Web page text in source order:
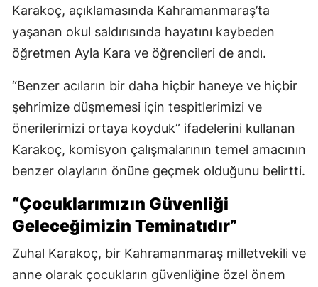
Karakoç, açıklamasında Kahramanmaraş’ta
yaşanan okul saldırısında hayatını kaybeden
öğretmen Ayla Kara ve öğrencileri de andı.
“Benzer acıların bir daha hiçbir haneye ve hiçbir
şehrimize düşmemesi için tespitlerimizi ve
önerilerimizi ortaya koyduk” ifadelerini kullanan
Karakoç, komisyon çalışmalarının temel amacının
benzer olayların önüne geçmek olduğunu belirtti.
“Çocuklarımızın Güvenliği
Geleceğimizin Teminatıdır”
Zuhal Karakoç, bir Kahramanmaraş milletvekili ve
anne olarak çocukların güvenliğine özel önem